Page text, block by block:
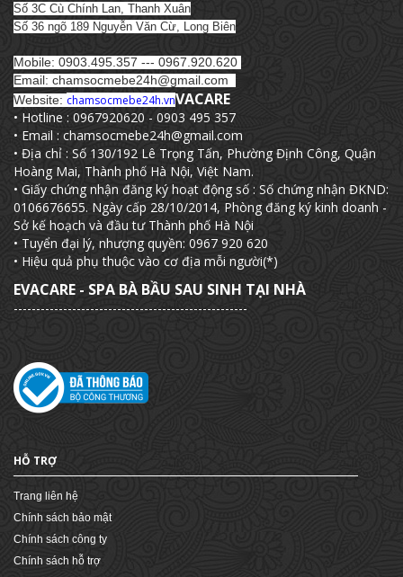
Số 3C Cù Chính Lan, Thanh Xuân
Số 36 ngõ 189 Nguyễn Văn Cừ, Long Biên
Mobile: 0903.495.357 --- 0967.920.620
Email: chamsocmebe24h@gmail.com
Website: chamsocmebe24h.vnVACARE
• Hotline : 0967920620 - 0903 495 357
• Email : chamsocmebe24h@gmail.com
• Địa chỉ : Số 130/192 Lê Trọng Tấn, Phường Định Công, Quận
Hoàng Mai, Thành phố Hà Nội, Việt Nam.
• Giấy chứng nhận đăng ký hoạt động số : Số chứng nhận ĐKND:
0106676655. Ngày cấp 28/10/2014, Phòng đăng ký kinh doanh -
Sở kế hoạch và đầu tư Thành phố Hà Nội
• Tuyển đại lý, nhượng quyền: 0967 920 620
• Hiệu quả phụ thuộc vào cơ địa mỗi người(*)
EVACARE - SPA BÀ BẦU SAU SINH TẠI NHÀ
----------------------------------------------------
HỖ TRỢ
Trang liên hệ
Chính sách bảo mật
Chính sách công ty
Chính sách hỗ trợ